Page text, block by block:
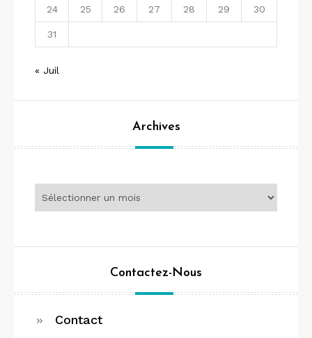
24 25 26 27 28 29 30
31
« Juil
Archives
Contactez-Nous
Contact